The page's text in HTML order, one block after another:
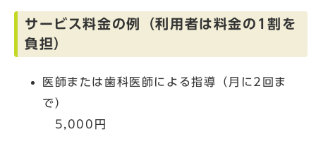
サービス料金の例（利用者は料金の1割を
負担）
医師または歯科医師による指導（月に2回ま
で）
5,000円